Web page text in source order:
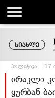
პოლიტიკა 17
ირაკლი
ყურბან-